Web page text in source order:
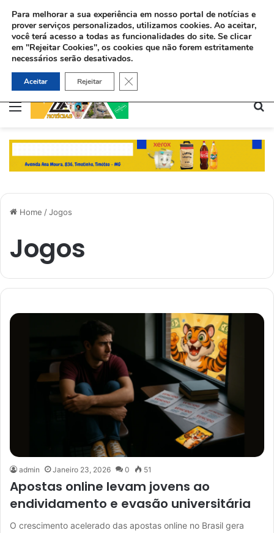
Menu
Home /Jogos
Jogos
admin Janeiro 23, 2026 0 51
Apostas online levam jovens ao
endividamento e evasão universitária
O crescimento acelerado das apostas online no Brasil gera
Para melhorar a sua experiência em nosso portal de notícias e
prover serviços personalizados, utilizamos cookies. Ao aceitar,
você terá acesso a todas as funcionalidades do site. Se clicar
em "Rejeitar Cookies", os cookies que não forem estritamente
necessários serão desativados.
Aceitar Rejeitar Close GDPR Cookie Banner